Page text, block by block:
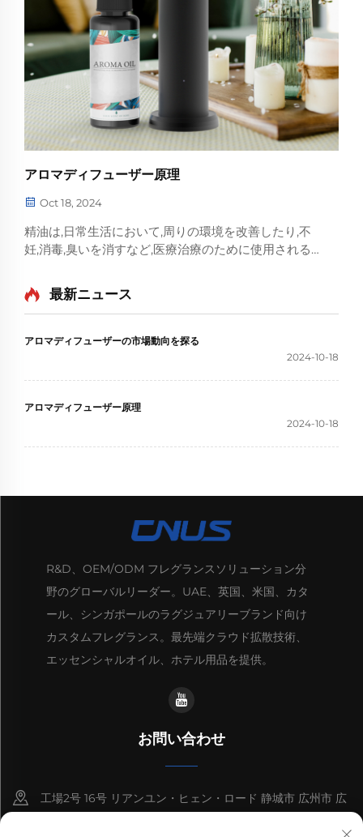
アロマディフューザー原理
Oct 18, 2024
精油は,日常生活において,周りの環境を改善したり,不
妊,消毒,臭いを消すなど,医療治療のために使用される
それらを入れることである. 持ってる
最新ニュース
アロマディフューザーの市場動向を探る
2024-10-18
アロマディフューザー原理
2024-10-18
R&D、OEM/ODM フレグランスソリューション分
野のグローバルリーダー。UAE、英国、米国、カタ
ール、シンガポールのラグジュアリーブランド向け
カスタムフレグランス。最先端クラウド拡散技術、
エッセンシャルオイル、ホテル用品を提供。
お問い合わせ
工場2号 16号 リアンユン・ヒェン・ロード 静城市 広州市 広